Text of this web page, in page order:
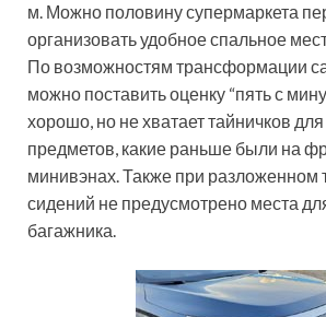
м. Можно половину супермаркета
организовать удобное спальное
По возможностям трансформации
можно поставить оценку “пять с
хорошо, но не хватает тайничков
предметов, какие раньше были на
минивэнах. Также при разложенном
сидений не предусмотрено места
багажника.